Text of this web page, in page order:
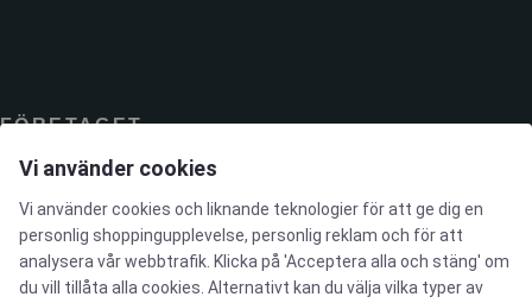
FÖRETAGET
Kontakta oss
Nyhetsbrev
Vi använder cookies
Vi använder cookies och liknande teknologier för att ge dig en
personlig shoppingupplevelse, personlig reklam och för att
analysera vår webbtrafik. Klicka på 'Acceptera alla och stäng' om
du vill tillåta alla cookies. Alternativt kan du välja vilka typer av